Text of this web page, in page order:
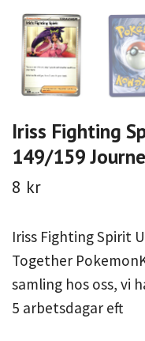
Iriss Fighting
149/159
8 kr
Iriss Fighting Spirit
Together
samling hos oss, vi
5 arbetsdagar eft